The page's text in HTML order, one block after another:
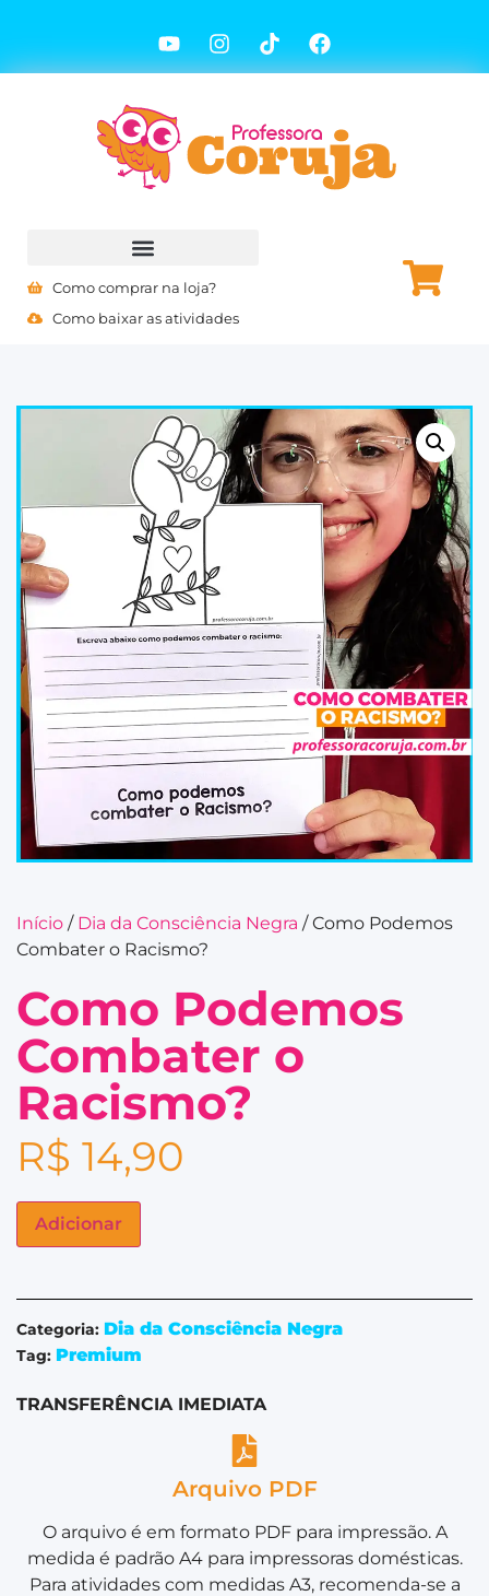
Como comprar na loja?
Como baixar as atividades
Início / Dia da Consciência Negra / Como Podemos
Combater o Racismo?
Como Podemos
Combater o
Racismo?
R$ 14,90
Adicionar
Categoria: Dia da Consciência Negra
Tag: Premium
TRANSFERÊNCIA IMEDIATA
Arquivo PDF
O arquivo é em formato PDF para impressão. A
medida é padrão A4 para impressoras domésticas.
Para atividades com medidas A3, recomenda-se a